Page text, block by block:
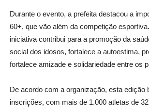
Durante o evento, a prefeita destacou a
60+, que vão além da competição
iniciativa contribui para a promoção da
social dos idosos, fortalece a autoestima,
fortalece amizade e solidariedade entre os
De acordo com a organização, esta edição
inscrições, com mais de 1.000 atletas de